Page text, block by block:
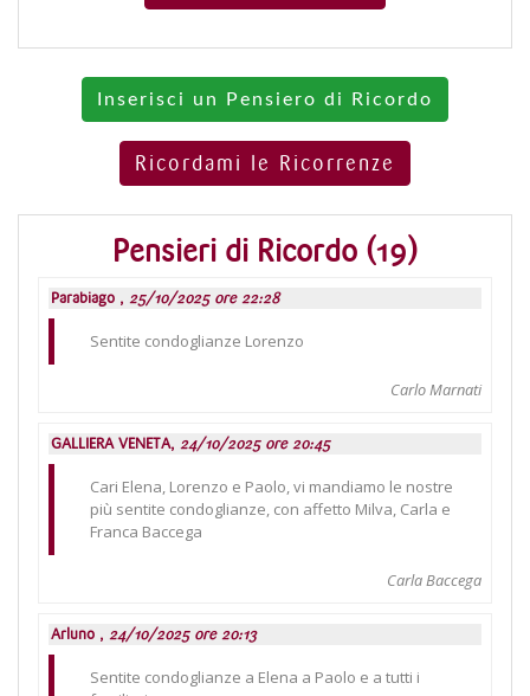
Inserisci un Pensiero di Ricordo
Ricordami le Ricorrenze
Pensieri di Ricordo (19)
Parabiago , 25/10/2025 ore 22:28
Sentite condoglianze Lorenzo
Carlo Marnati
GALLIERA VENETA, 24/10/2025 ore 20:45
Cari Elena, Lorenzo e Paolo, vi mandiamo le nostre
più sentite condoglianze, con affetto Milva, Carla e
Franca Baccega
Carla Baccega
Arluno , 24/10/2025 ore 20:13
Sentite condoglianze a Elena a Paolo e a tutti i